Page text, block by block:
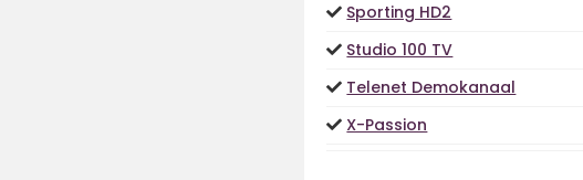
Sporting HD2
Studio 100 TV
Telenet Demokanaal
X-Passion